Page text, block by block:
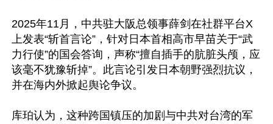
2025年11月，中共驻大阪总领事薛剑在社群平台X
上发表“斩首言论”，针对日本首相高市早苗关于“武
力行使”的国会答询，声称“擅自插手的肮脏头颅，应
该毫不犹豫斩掉”。此言论引发日本朝野强烈抗议，
并在海内外掀起舆论争议。
库珀认为，这种跨国镇压的加剧与中共对台湾的军